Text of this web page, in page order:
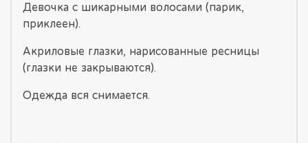
Девочка с шикарными волосами (парик,
приклеен).
Акриловые глазки, нарисованные ресницы
(глазки не закрываются).
Одежда вся снимается.